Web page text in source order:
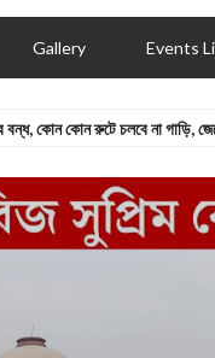
Gallery Events
সঙ্গে, তারপরই…কীভাবে দুর্গাপুরে
রক্ষাকবচ চেয়ে ফের হাইকোর্টে
কোন কোন রুটে চলবে না গাড়ি,